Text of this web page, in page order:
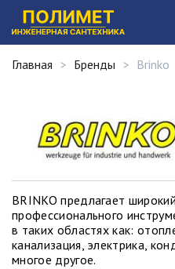
Главная Бренды Brinko
BRINKO предлагает
профессионального
в таких областях как:
канализация, электрика,
многое другое.